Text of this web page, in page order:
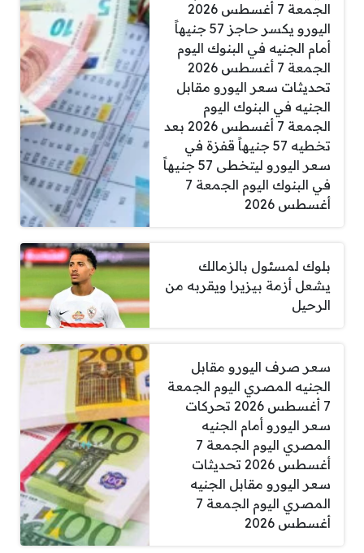
الجمعة 7 أغسطس 2026
اليورو يكسر حاجز 57 جنيهاً
أمام الجنيه في البنوك اليوم
الجمعة 7 أغسطس 2026
تحديثات سعر اليورو مقابل
الجنيه في البنوك اليوم
الجمعة 7 أغسطس 2026 بعد
تخطيه 57 جنيهاً قفزة في
سعر اليورو ليتخطى 57 جنيهاً
في البنوك اليوم الجمعة 7
أغسطس 2026
بلوك لمسئول بالزمالك
يشعل أزمة بيزيرا ويقربه من
الرحيل
سعر صرف اليورو مقابل
الجنيه المصري اليوم الجمعة
7 أغسطس 2026 تحركات
سعر اليورو أمام الجنيه
المصري اليوم الجمعة 7
أغسطس 2026 تحديثات
سعر اليورو مقابل الجنيه
المصري اليوم الجمعة 7
أغسطس 2026